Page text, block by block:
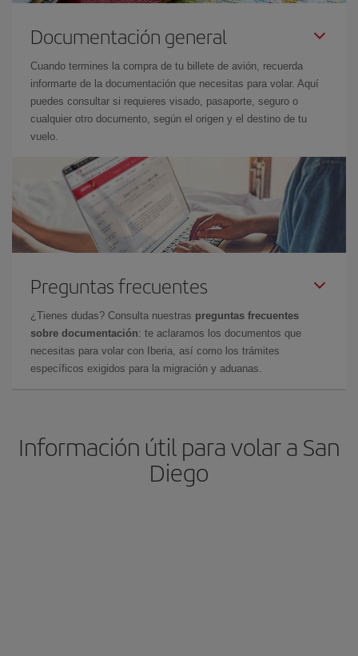
Documentación general
Cuando termines la compra de tu billete de avión, recuerda
informarte de la documentación que necesitas para volar. Aquí
puedes consultar si requieres visado, pasaporte, seguro o
cualquier otro documento, según el origen y el destino de tu
vuelo.
Preguntas frecuentes
¿Tienes dudas? Consulta nuestras preguntas frecuentes
sobre documentación: te aclaramos los documentos que
necesitas para volar con Iberia, así como los trámites
específicos exigidos para la migración y aduanas.
Información útil para volar a San
Diego